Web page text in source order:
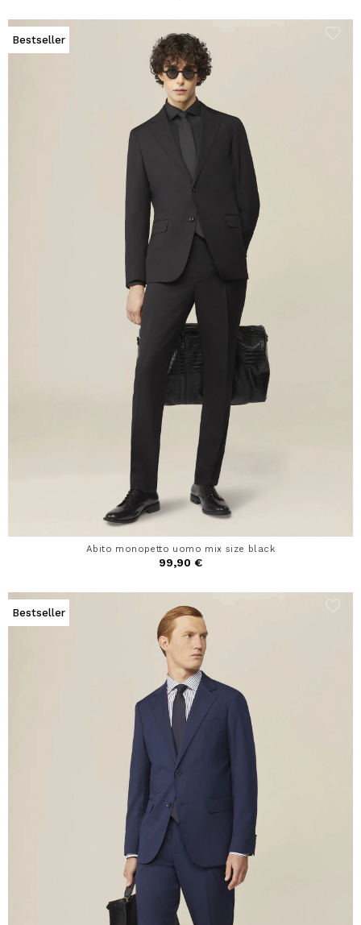
Bestseller
Abito monopetto uomo mix size black
99,90 €
Bestseller